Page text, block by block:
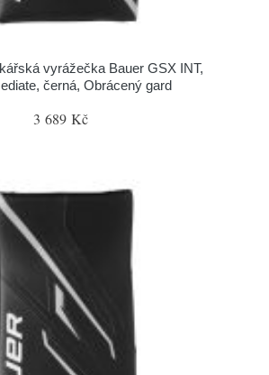
vyrážečka Bauer GSX INT,
černá, Obrácený gard
3 689 Kč